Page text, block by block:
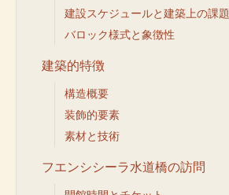
建設スケジュールと建築上の課題
バロック様式と象徴性
建築的特徴
構造概要
装飾的要素
素材と技術
フエンシシーラ水道橋の訪問